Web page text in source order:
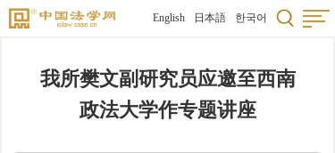
English 日本語 한국어
我所樊文副研究员应邀至西南
政法大学作专题讲座